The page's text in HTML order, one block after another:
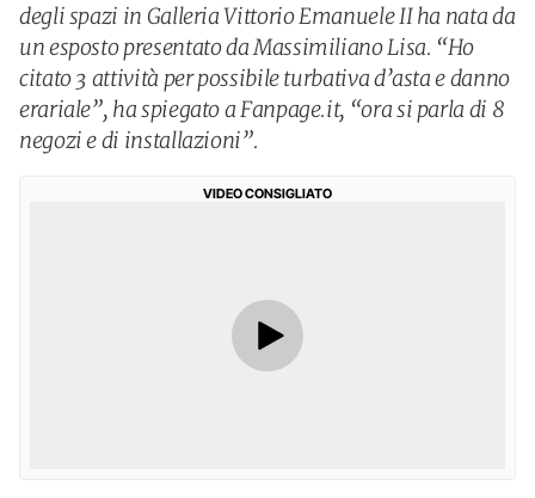
degli spazi in Galleria Vittorio Emanuele II ha nata da
un esposto presentato da Massimiliano Lisa. “Ho
citato 3 attività per possibile turbativa d’asta e danno
erariale”, ha spiegato a Fanpage.it, “ora si parla di 8
negozi e di installazioni”.
VIDEO CONSIGLIATO